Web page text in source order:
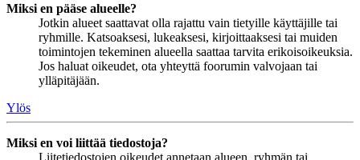
Miksi en pääse alueelle?
Jotkin alueet saattavat olla rajattu vain tietyille käyttäjille tai
ryhmille. Katsoaksesi, lukeaksesi, kirjoittaaksesi tai muiden
toimintojen tekeminen alueella saattaa tarvita erikoisoikeuksia.
Jos haluat oikeudet, ota yhteyttä foorumin valvojaan tai
ylläpitäjään.
Ylös
Miksi en voi liittää tiedostoja?
Liitetiedostojen oikeudet annetaan alueen, ryhmän tai